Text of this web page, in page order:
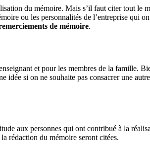
du mémoire. Mais s’il faut citer tout le
ou les personnalités de l’entreprise qui
de mémoire.
et pour les membres de la famille.
idée si on ne souhaite pas consacrer une
aux personnes qui ont contribué à la
rédaction du mémoire seront citées.